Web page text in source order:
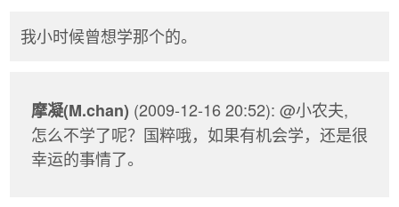
我小时候曾想学那个的。
摩凝(M.chan) (2009-12-16 20:52): @小农夫,
怎么不学了呢？国粹哦，如果有机会学，还是很
幸运的事情了。